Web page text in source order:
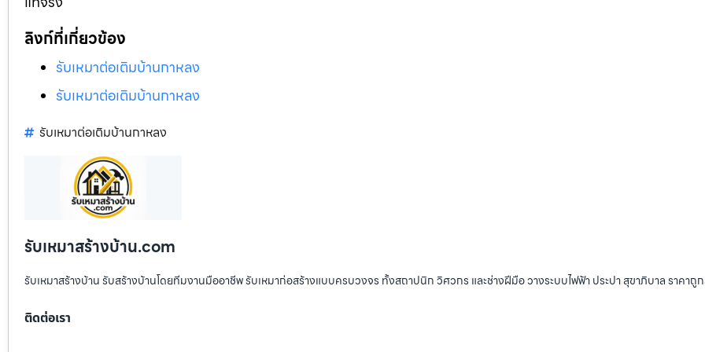
ลิงก์ที่เกี่ยวข้อง
รับเหมาต่อเติมบ้านกาหลง
รับเหมาต่อเติมบ้านกาหลง
รับเหมาต่อเติมบ้านกาหลง
รับเหมาสร้างบ้าน.com
รับเหมาสร้างบ้าน รับสร้างบ้านโดยทีมงานมืออาชีพ รับเหมาก่อสร้างแบบครบวงจร ทั้งสถาปนิก วิศวกร และช่างฝีมือ วางระบบไฟฟ้า ประปา สุขาภิบาล ราคาถู
ติดต่อเรา